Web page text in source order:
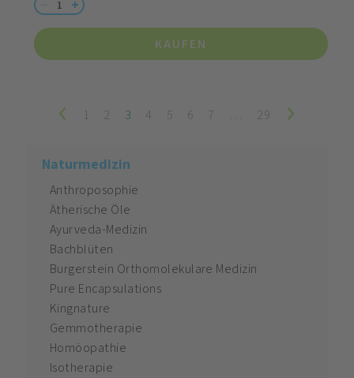
KAUFEN
1 2 3 4 5 6 7 29
Naturmedizin
Anthroposophie
Ätherische Öle
Ayurveda-Medizin
Bachblüten
Burgerstein Orthomolekulare Medizin
Pure Encapsulations
Kingnature
Gemmotherapie
Homöopathie
Isotherapie